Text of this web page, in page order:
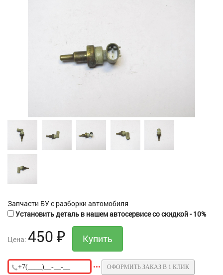
Запчасти БУ с разборки автомобиля
Установить деталь в нашем автосервисе со скидкой - 10%
Цена: 450 ₽
ОФОРМИТЬ ЗАКАЗ В 1 КЛИК